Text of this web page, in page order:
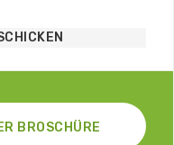
BROSCHÜRE